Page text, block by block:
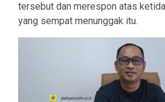
tersebut dan merespon atas
yang sempat menunggak itu.